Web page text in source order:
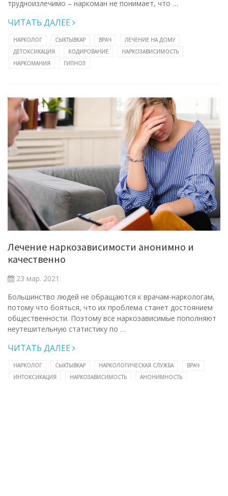
трудноизлечимо – наркоман не понимает, что …
ЧИТАТЬ ДАЛЕЕ
НАРКОЛОГ СЫКТЫВКАР ВРАЧ
ЛЕЧЕНИЕ НА ДОМУ
ДЕТОКСИКАЦИЯ
КОДИРОВАНИЕ
НАРКОЗАВИСИМОСТЬ
НАРКОМАНИЯ
ГИПНОЗ
Лечение наркозависимости анонимно и
качественно
23 мар. 2021
Большинство людей не обращаются к врачам-наркологам,
потому что бояться, что их проблема станет достоянием
общественности. Поэтому все наркозависимые пополняют
неутешительную статистику по …
ЧИТАТЬ ДАЛЕЕ
НАРКОЛОГ СЫКТЫВКАР НАРКОЛОГИЧЕСКАЯ СЛУЖБА
ВРАЧ
ИНТОКСИКАЦИЯ
НАРКОЗАВИСИМОСТЬ
АНОНИМНОСТЬ